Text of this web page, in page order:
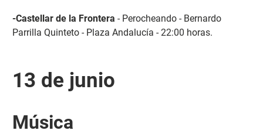
-Castellar de la Frontera - Perocheando - Bernardo
Parrilla Quinteto - Plaza Andalucía - 22:00 horas.
13 de junio
Música